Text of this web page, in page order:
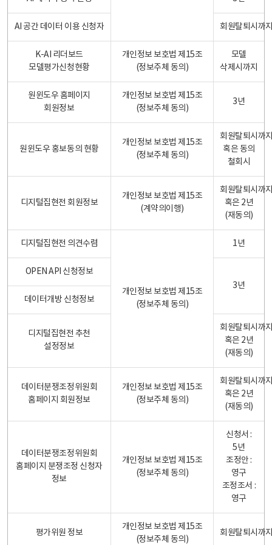
AI 공간 데이터 이용 신청자 회원탈퇴시까
K-AI 리더보드
모델평가신청현황
개인정보 보호법 제15조
(정보주체 동의)
모델
삭제시까지
원윈도우 홈페이지
회원정보
개인정보 보호법 제15조
(정보주체 동의)
3년
원윈도우 홍보동의 현황
개인정보 보호법 제15조
(정보주체 동의)
회원탈퇴시까
혹은 동의
철회시
디지털집현전 회원정보
개인정보 보호법 제15조
(계약의이행)
회원탈퇴시까
혹은 2년
(재동의)
디지털집현전 의견수렴
개인정보 보호법 제15조
(정보주체 동의)
1년
OPEN API 신청정보
3년
데이터개방 신청정보
디지털집현전 추천
설정정보
회원탈퇴시까
혹은 2년
(재동의)
데이터분쟁조정위원회
홈페이지 회원정보
개인정보 보호법 제15조
(정보주체 동의)
회원탈퇴시까
혹은 2년
(재동의)
데이터분쟁조정위원회
홈페이지 분쟁조정 신청자
정보
개인정보 보호법 제15조
(정보주체 동의)
신청서 :
5년
조정안 :
영구
조정조서 :
영구
평가위원 정보
개인정보 보호법 제15조
(정보주체 동의)
회원탈퇴시까